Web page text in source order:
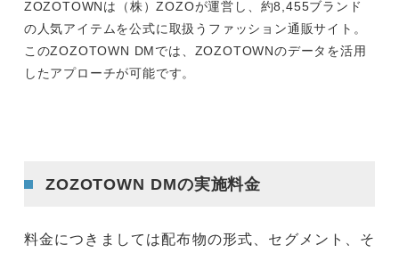
ZOZOTOWNは（株）ZOZOが運営し、約8,455ブランド
の人気アイテムを公式に取扱うファッション通販サイト。
このZOZOTOWN DMでは、ZOZOTOWNのデータを活用
したアプローチが可能です。
ZOZOTOWN DMの実施料金
料金につきましては配布物の形式、セグメント、そ